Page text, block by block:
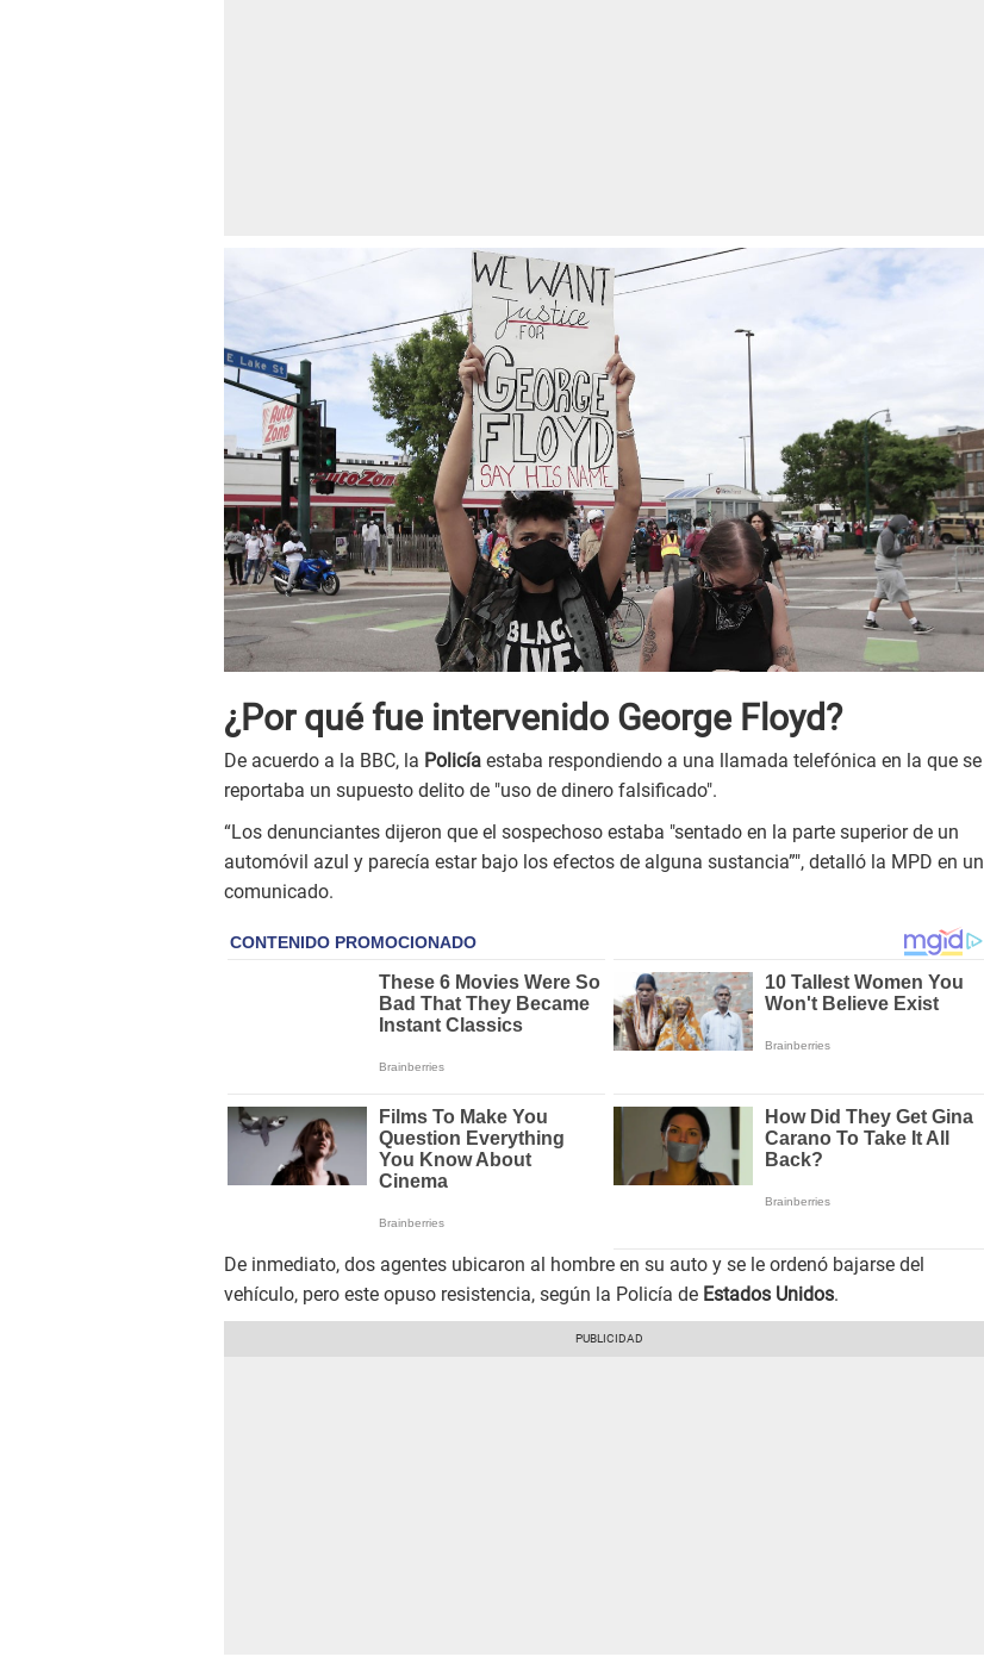
¿Por qué fue intervenido George Floyd?
De acuerdo a la BBC, la Policía estaba respondiendo a una llamada telefónica en la que se
reportaba un supuesto delito de "uso de dinero falsificado".
“Los denunciantes dijeron que el sospechoso estaba "sentado en la parte superior de un
automóvil azul y parecía estar bajo los efectos de alguna sustancia”", detalló la MPD en un
comunicado.
De inmediato, dos agentes ubicaron al hombre en su auto y se le ordenó bajarse del
vehículo, pero este opuso resistencia, según la Policía de Estados Unidos.